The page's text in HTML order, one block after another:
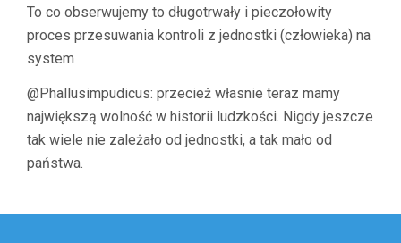
To co obserwujemy to długotrwały i pieczołowity
proces przesuwania kontroli z jednostki (człowieka) na
system
@Phallusimpudicus: przecież własnie teraz mamy
największą wolność w historii ludzkości. Nigdy jeszcze
tak wiele nie zależało od jednostki, a tak mało od
państwa.